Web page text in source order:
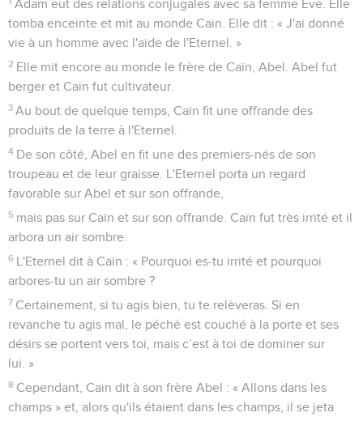
Adam eut des relations conjugales avec sa femme Eve. Elle
tomba enceinte et mit au monde Caïn. Elle dit : « J'ai donné
vie à un homme avec l'aide de l'Eternel. »
2 Elle mit encore au monde le frère de Caïn, Abel. Abel fut
berger et Caïn fut cultivateur.
3 Au bout de quelque temps, Caïn fit une offrande des
produits de la terre à l'Eternel.
4 De son côté, Abel en fit une des premiers-nés de son
troupeau et de leur graisse. L'Eternel porta un regard
favorable sur Abel et sur son offrande,
5 mais pas sur Caïn et sur son offrande. Caïn fut très irrité et il
arbora un air sombre.
6 L'Eternel dit à Caïn : « Pourquoi es-tu irrité et pourquoi
arbores-tu un air sombre ?
7 Certainement, si tu agis bien, tu te relèveras. Si en
revanche tu agis mal, le péché est couché à la porte et ses
désirs se portent vers toi, mais c’est à toi de dominer sur
lui. »
8 Cependant, Caïn dit à son frère Abel : « Allons dans les
champs » et, alors qu'ils étaient dans les champs, il se jeta